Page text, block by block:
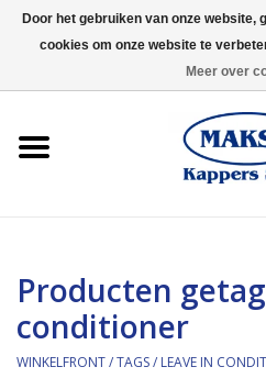
Kaaral
360
Producten
conditioner
WINKELFRONT/TAGS/ LEAVE IN
Door het gebruiken van onze website,
cookies om onze website te
Meer over